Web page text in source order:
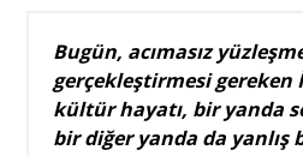
Bugün, acımasız
gerçekleştirmesi gereken
kültür hayatı, bir yanda
bir diğer yanda da yanlış